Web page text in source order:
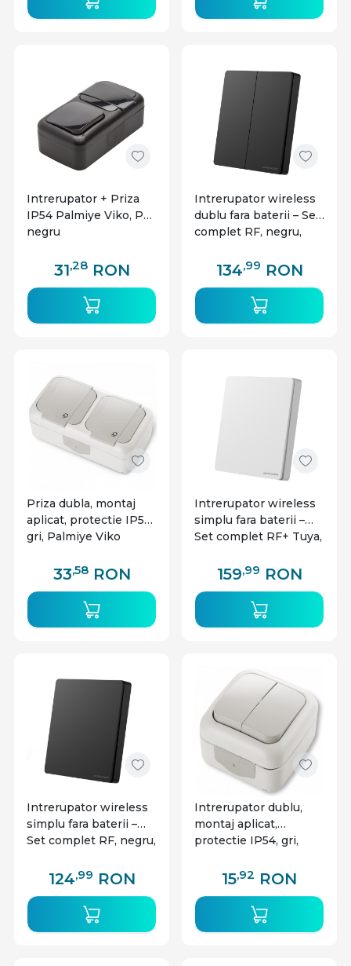
Intrerupator + Priza
IP54 Palmiye Viko, PT,
negru
31,28 RON
Intrerupator wireless
dublu fara baterii – Set
complet RF, negru,
134,99 RON
Priza dubla, montaj
aplicat, protectie IP54,
gri, Palmiye Viko
33,58 RON
Intrerupator wireless
simplu fara baterii –
Set complet RF+ Tuya,
159,99 RON
Intrerupator wireless
simplu fara baterii –
Set complet RF, negru,
124,99 RON
Intrerupator dublu,
montaj aplicat,
protectie IP54, gri,
15,92 RON